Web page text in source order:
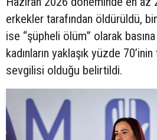
erkekler tarafından öldürüldü,
ise “şüpheli ölüm” olarak basına
kadınların yaklaşık yüzde
sevgilisi olduğu belirtildi.